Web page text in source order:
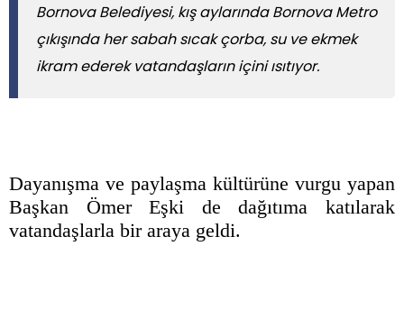
Bornova Belediyesi, kış aylarında Bornova Metro
çıkışında her sabah sıcak çorba, su ve ekmek
ikram ederek vatandaşların içini ısıtıyor.
Dayanışma ve paylaşma kültürüne vurgu yapan
Başkan Ömer Eşki de dağıtıma katılarak
vatandaşlarla bir araya geldi.